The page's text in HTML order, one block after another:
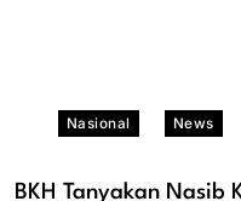
Nasional News
BKH Tanyakan Nasib